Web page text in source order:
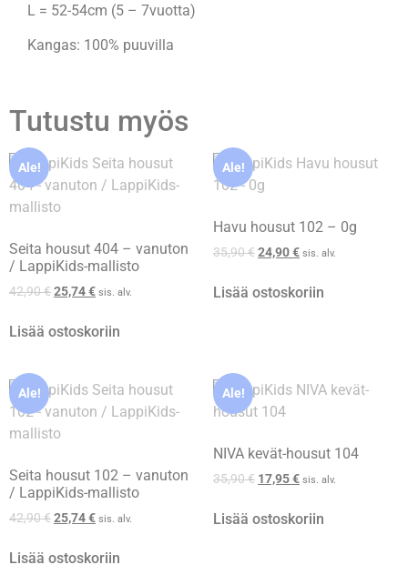
L = 52-54cm (5 – 7vuotta)
Kangas: 100% puuvilla
Tutustu myös
Ale!
Seita housut 404 – vanuton
/ LappiKids-mallisto
42,90€25,74€ sis. alv.
Lisää ostoskoriin
Ale!
Havu housut 102 – 0g
35,90€24,90€ sis. alv.
Lisää ostoskoriin
Ale!
Seita housut 102 – vanuton
/ LappiKids-mallisto
42,90€25,74€ sis. alv.
Lisää ostoskoriin
Ale!
NIVA kevät-housut 104
35,90€ 17,95€ sis. alv.
Lisää ostoskoriin